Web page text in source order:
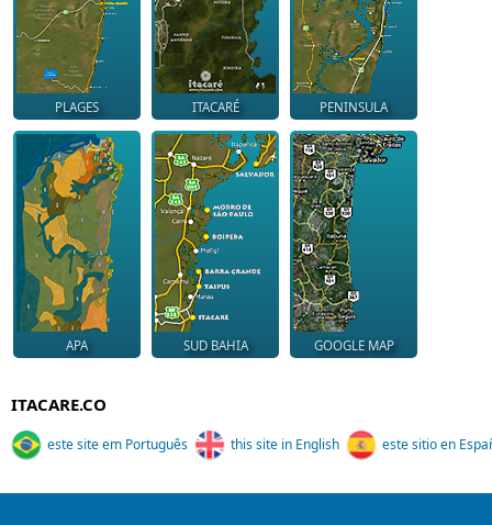
PLAGES ITACARÉ PENINSULA
APA SUD BAHIA GOOGLE MAP
ITACARE.CO
este site em Português this site in English este sitio en